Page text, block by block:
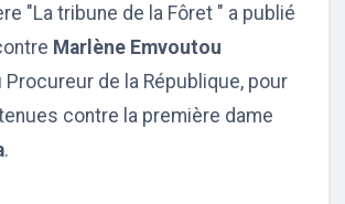
"La tribune de la Fôret " a publié
Marlène Emvoutou
de la République, pour
contre la première dame
.